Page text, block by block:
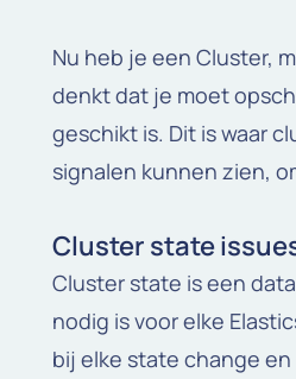
Nu heb je een Cluster,
denkt dat je moet
geschikt is. Dit is waar
signalen kunnen zien,
Cluster state
Cluster state is een
nodig is voor elke
bij elke state change